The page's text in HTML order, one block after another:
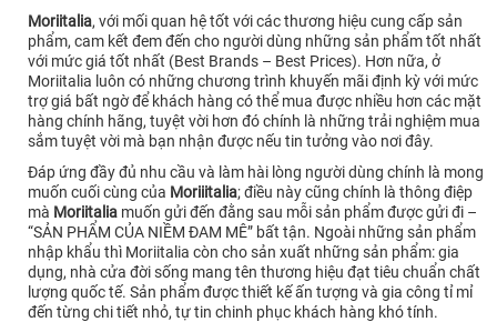
Moriitalia, với mối quan hệ tốt với các thương hiệu cung cấp sản
phẩm, cam kết đem đến cho người dùng những sản phẩm tốt nhất
với mức giá tốt nhất (Best Brands – Best Prices). Hơn nữa, ở
Moriitalia luôn có những chương trình khuyến mãi định kỳ với mức
trợ giá bất ngờ để khách hàng có thể mua được nhiều hơn các mặt
hàng chính hãng, tuyệt vời hơn đó chính là những trải nghiệm mua
sắm tuyệt vời mà bạn nhận được nếu tin tưởng vào nơi đây.
Đáp ứng đầy đủ nhu cầu và làm hài lòng người dùng chính là mong
muốn cuối cùng của Moriiitalia; điều này cũng chính là thông điệp
mà Moriitalia muốn gửi đến đằng sau mỗi sản phẩm được gửi đi –
“SẢN PHẨM CỦA NIỀM ĐAM MÊ” bất tận. Ngoài những sản phẩm
nhập khẩu thì Moriitalia còn cho sản xuất những sản phẩm: gia
dụng, nhà cửa đời sống mang tên thương hiệu đạt tiêu chuẩn chất
lượng quốc tế. Sản phẩm được thiết kế ấn tượng và gia công tỉ mỉ
đến từng chi tiết nhỏ, tự tin chinh phục khách hàng khó tính.